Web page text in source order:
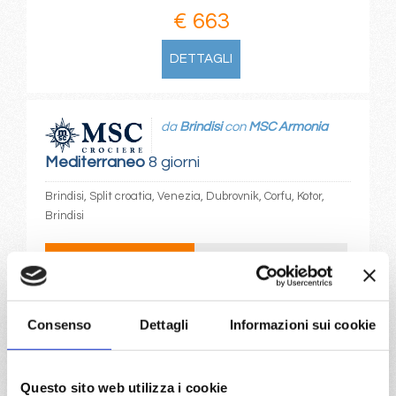
Consenso Dettagli Informazioni sui cookie
Questo sito web utilizza i cookie
€ 663
DETTAGLI
Mediterraneo8 giorni
da Brindisicon MSC Armonia
Brindisi, Split croatia, Venezia, Dubrovnik, Corfu, Kotor,
Brindisi
€ 693